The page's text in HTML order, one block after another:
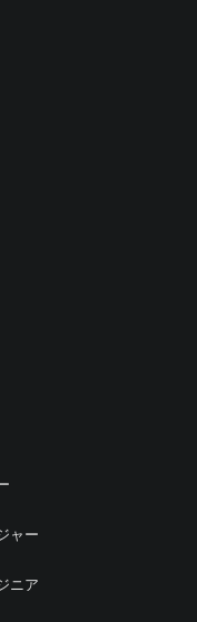
ャー
ニア